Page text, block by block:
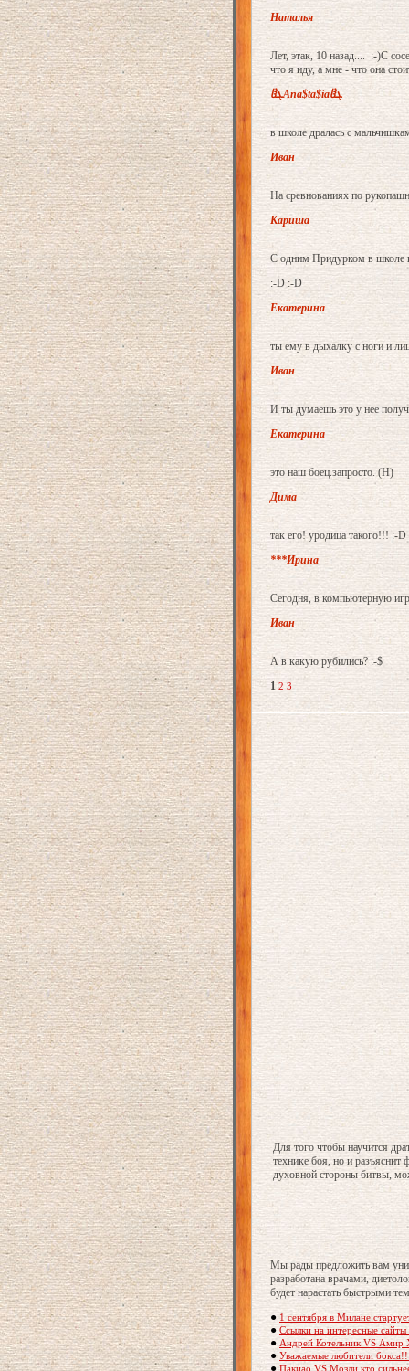
Наталья
Лет, этак, 10 назад.... :-)С
что я иду, а мне - что она
ჱܓAna$ta$iaჱܓ
в школе дралась с
Иван
На сревнованиях по
Кариша
C одним Придурком в школе
:-D :-D
Екатерина
ты ему в дыхалку с ноги и
Иван
И ты думаешь это у нее
Екатерина
это наш боец.запросто. (H)
Дима
так его! уродица такого!!! :-D
***Ирина
Сегодня, в компьютерную
Иван
А в какую рубились? :-$
1 2 3
Для того чтобы научится
технике боя, но и
духовной стороны битвы,
Мы рады предложить вам
разработана врачами,
будет нарастать быстрыми
● 1 сентября в Милане
● Ссылки на интересные
● Андрей Котельник VS Амир
● Уважаемые любители бокса!!
● Пакиао VS Мозли,кто